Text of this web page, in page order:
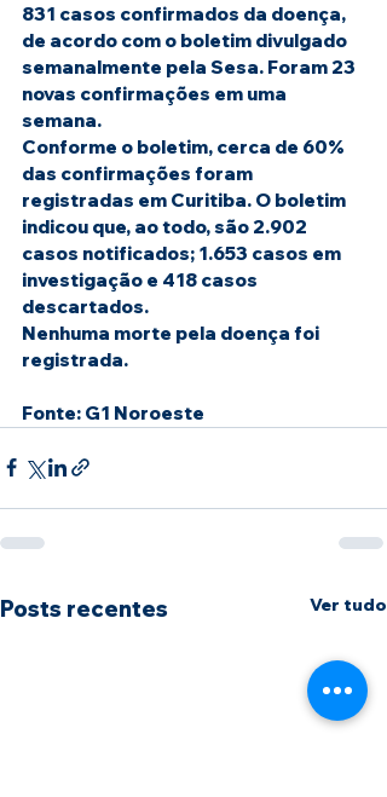
831 casos confirmados da doença,
de acordo com o boletim divulgado
semanalmente pela Sesa. Foram 23
novas confirmações em uma
semana.
Conforme o boletim, cerca de 60%
das confirmações foram
registradas em Curitiba. O boletim
indicou que, ao todo, são 2.902
casos notificados; 1.653 casos em
investigação e 418 casos
descartados.
Nenhuma morte pela doença foi
registrada.
Fonte: G1 Noroeste
Posts recentes Ver tudo